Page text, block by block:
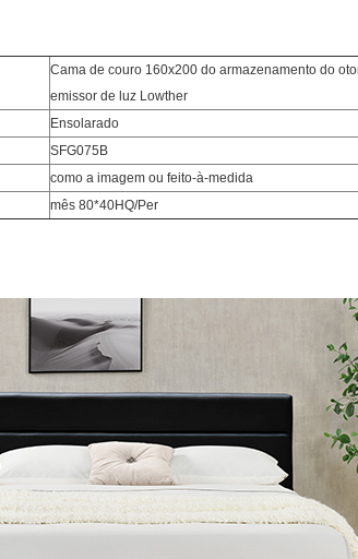
Cama de couro 160x200 do armazenamento do
emissor de luz Lowther
Ensolarado
SFG075B
como a imagem ou feito-à-medida
mês 80*40HQ/Per